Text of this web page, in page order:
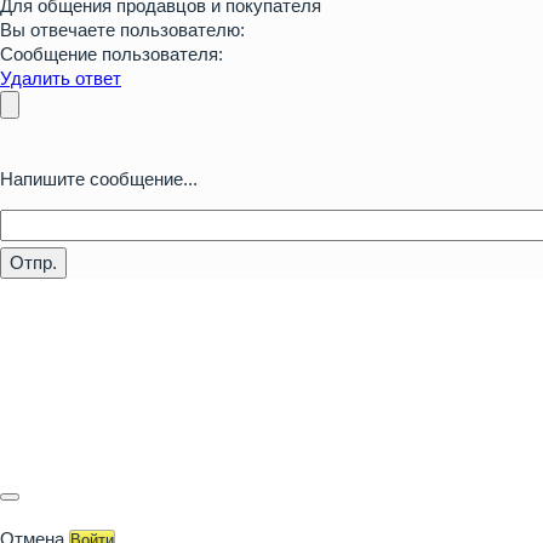
Для общения продавцов и покупателя
Вы отвечаете пользователю:
Сообщение пользователя:
Удалить ответ
Напишите сообщение...
Отпр.